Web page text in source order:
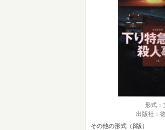
形式：
出版社：
その他の形式（β版）